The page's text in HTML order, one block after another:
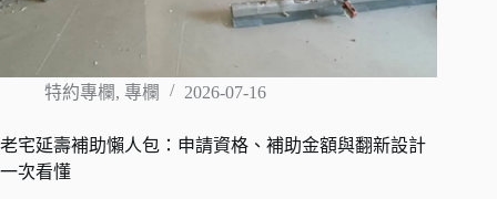
特約專欄, 專欄 2026-07-16
老宅延壽補助懶人包：申請資格、補助金額與翻新設計
一次看懂